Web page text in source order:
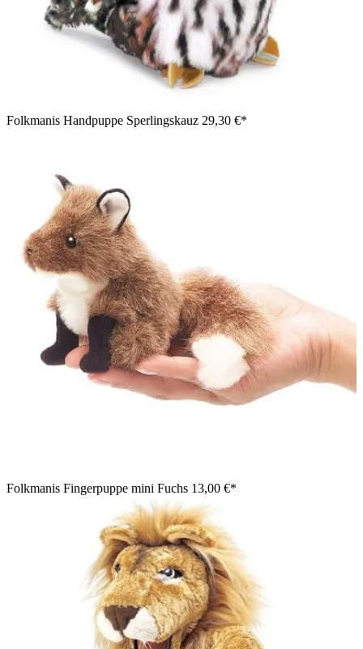
Folkmanis Handpuppe Sperlingskauz 29,30 €*
Folkmanis Fingerpuppe mini Fuchs 13,00 €*